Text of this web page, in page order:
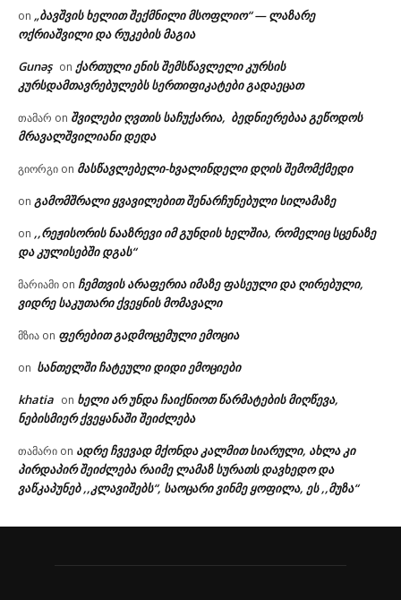
on „ბავშვის ხელით შექმნილი მსოფლიო“ — ლაზარე
ოქრიაშვილი და რუკების მაგია
Gunəş on ქართული ენის შემსწავლელი კურსის
კურსდამთავრებულებს სერთიფიკატები გადაეცათ
თამარ on შვილები ღვთის საჩუქარია, ბედნიერებაა გეწოდოს
მრავალშვილიანი დედა
გიორგი on მასწავლებელი-ხვალინდელი დღის შემომქმედი
on გამომშრალი ყვავილებით შენარჩუნებული სილამაზე
on ,,რეჟისორის ნააზრევი იმ გუნდის ხელშია, რომელიც სცენაზე
და კულისებში დგას“
მარიამი on ჩემთვის არაფერია იმაზე ფასეული და ღირებული,
ვიდრე საკუთარი ქვეყნის მომავალი
მზია on ფერებით გადმოცემული ემოცია
on სანთელში ჩატეული დიდი ემოციები
khatia on ხელი არ უნდა ჩაიქნიოთ წარმატების მიღწევა,
ნებისმიერ ქვეყანაში შეიძლება
თამარი on ადრე ჩვევად მქონდა კალმით სიარული, ახლა კი
პირდაპირ შეიძლება რაიმე ლამაზ სურათს დავხედო და
ვაწკაპუნებ ,,კლავიშებს“, საოცარი ვინმე ყოფილა, ეს ,,მუზა“